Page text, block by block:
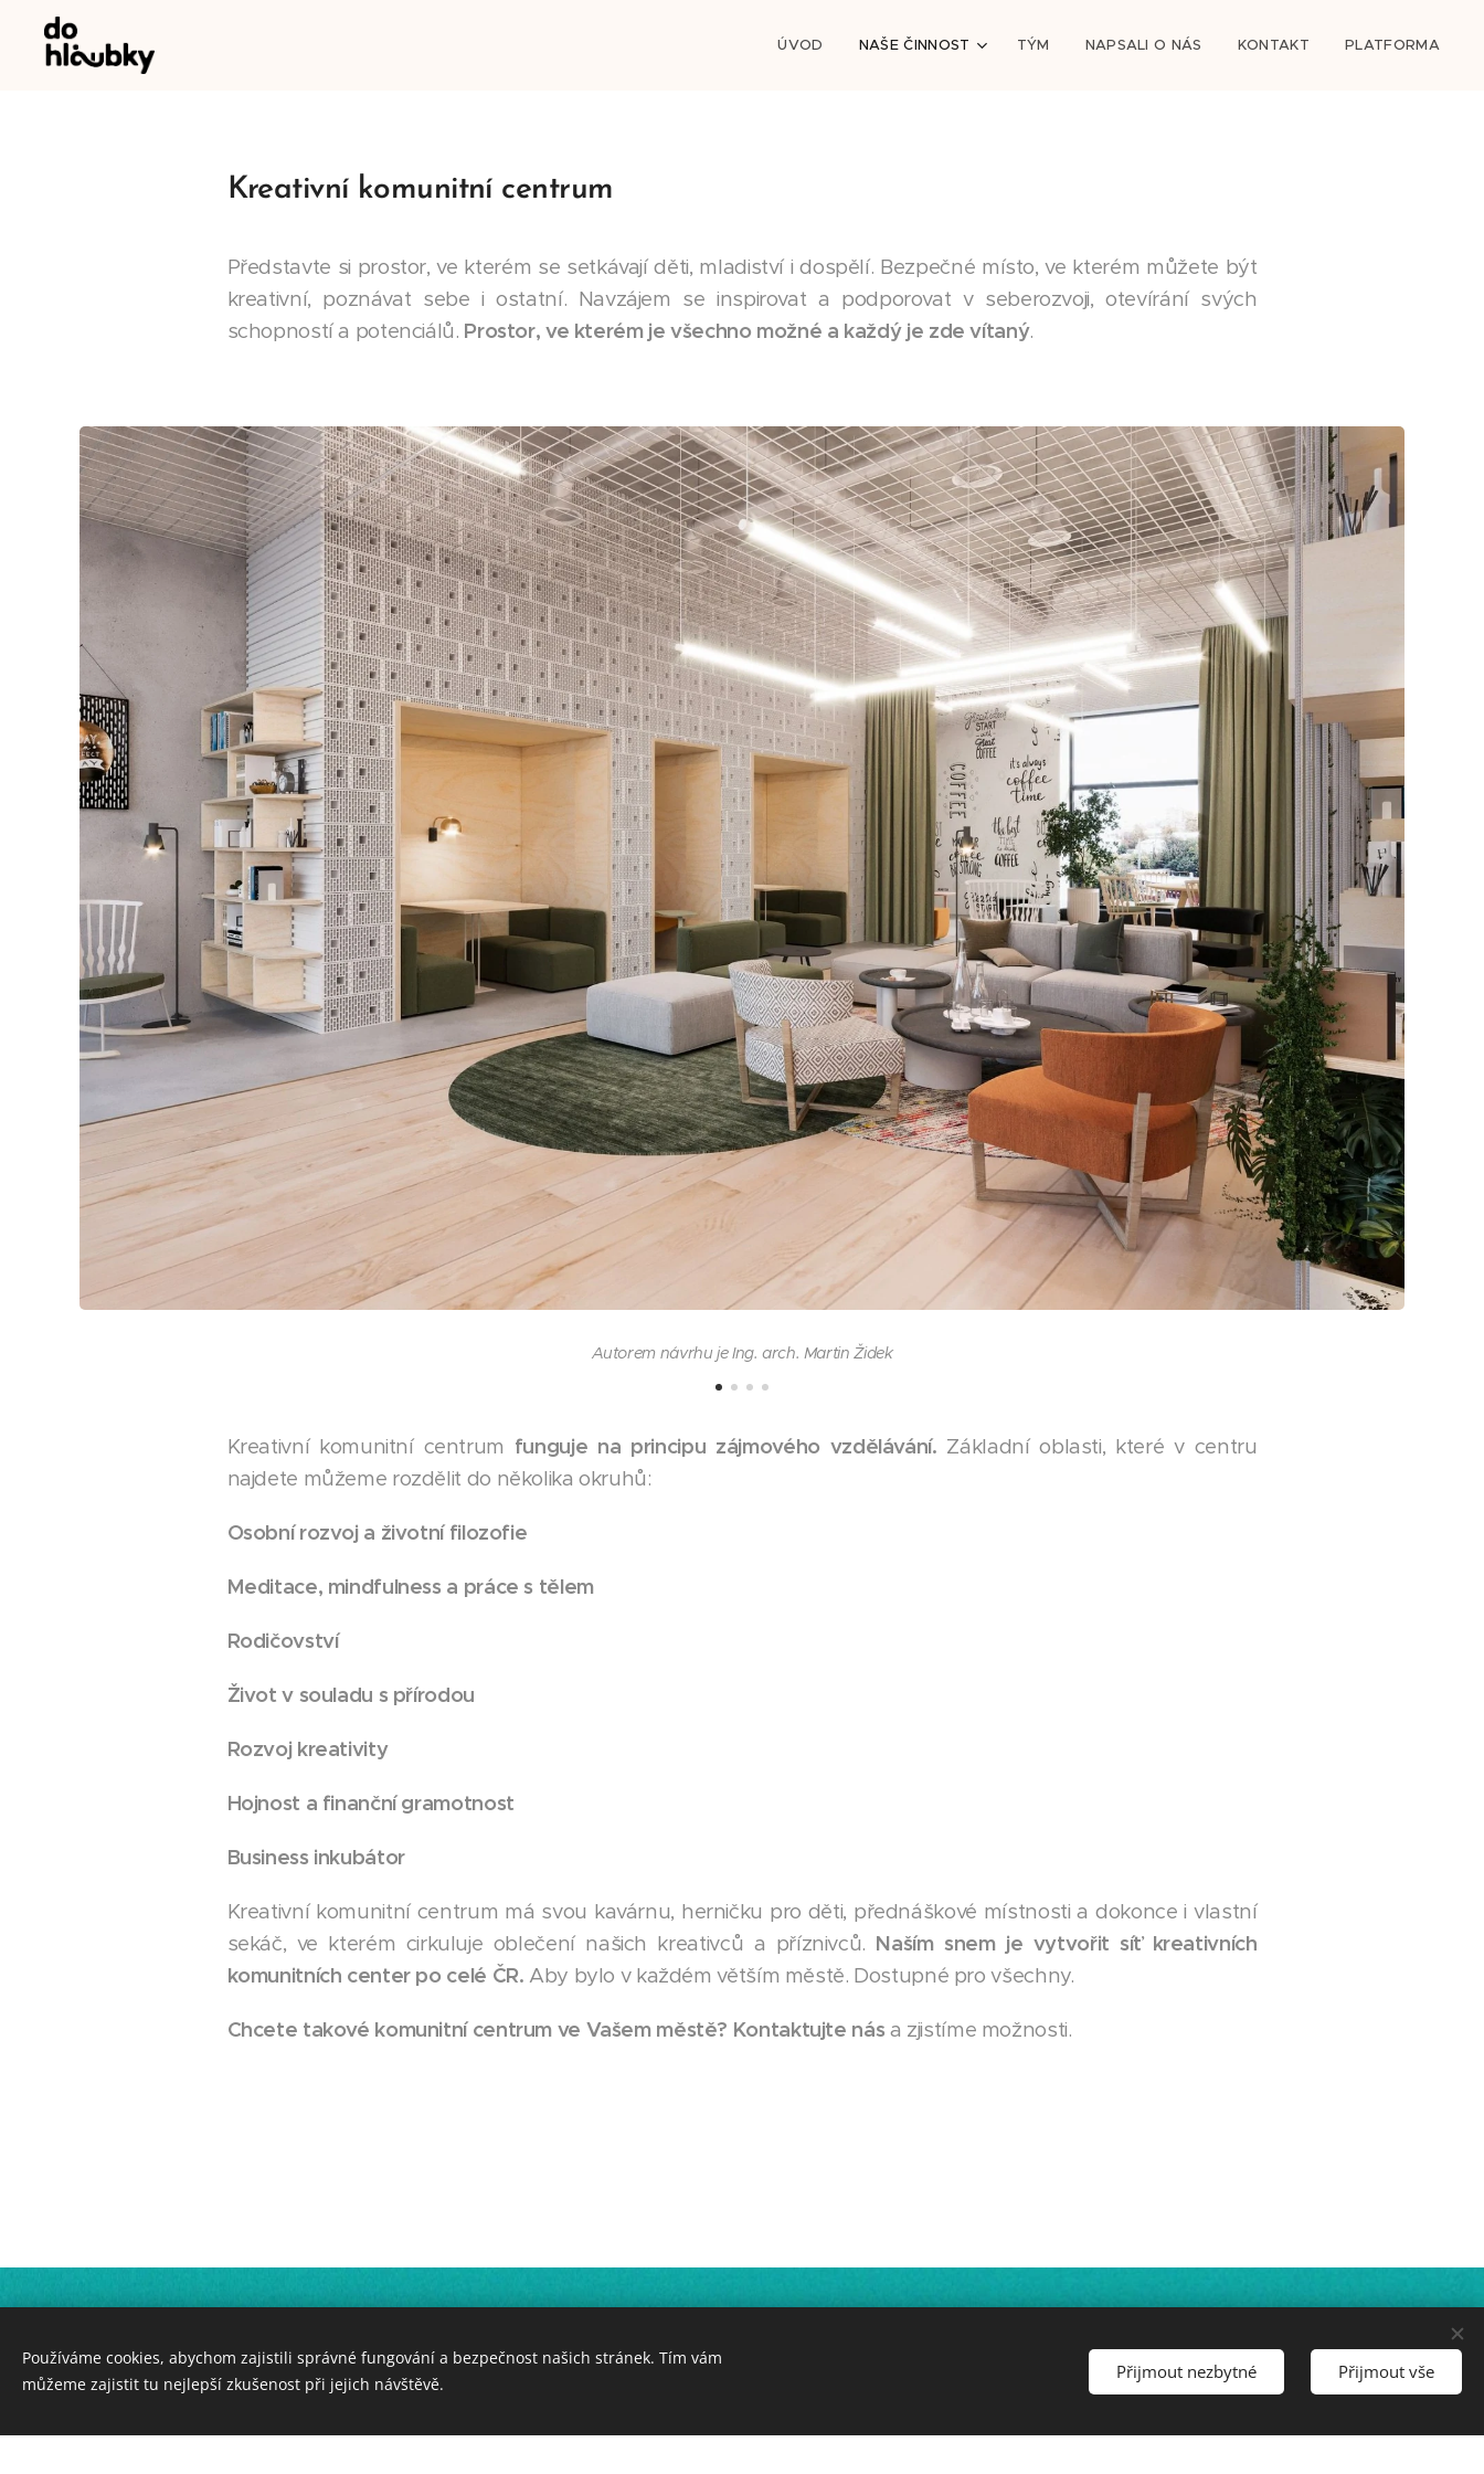
ÚVOD NAŠE ČINNOST TÝM NAPSALI O NÁS KONTAKT PLATFORMA
Kreativní komunitní centrum
Představte si prostor, ve kterém se setkávají děti, mladiství i dospělí. Bezpečné místo, ve kterém můžete být
kreativní, poznávat sebe i ostatní. Navzájem se inspirovat a podporovat v seberozvoji, otevírání svých
schopností a potenciálů. Prostor, ve kterém je všechno možné a každý je zde vítaný.
Autorem návrhu je Ing. arch. Martin Židek
Kreativní komunitní centrum funguje na principu zájmového vzdělávání. Základní oblasti, které v centru
najdete můžeme rozdělit do několika okruhů:
Osobní rozvoj a životní filozofie
Meditace, mindfulness a práce s tělem
Rodičovství
Život v souladu s přírodou
Rozvoj kreativity
Hojnost a finanční gramotnost
Business inkubátor
Kreativní komunitní centrum má svou kavárnu, herničku pro děti, přednáškové místnosti a dokonce i vlastní
sekáč, ve kterém cirkuluje oblečení našich kreativců a příznivců. Naším snem je vytvořit síť kreativních
komunitních center po celé ČR. Aby bylo v každém větším městě. Dostupné pro všechny.
Chcete takové komunitní centrum ve Vašem městě? Kontaktujte nás a zjistíme možnosti.
Vytvořeno službou
Používáme cookies, abychom zajistili správné fungování a bezpečnost našich stránek. Tím vám
můžeme zajistit tu nejlepší zkušenost při jejich návštěvě.
Přijmout nezbytné Přijmout vše